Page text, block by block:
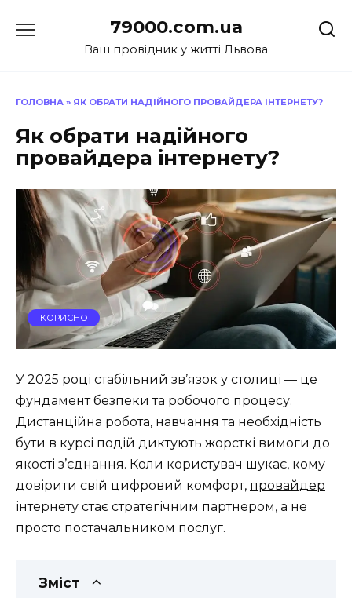
до
79000.com.ua
Ваш провідник у житті Львова
ГОЛОВНА » ЯК ОБРАТИ НАДІЙНОГО ПРОВАЙДЕРА ІНТЕРНЕТУ?
Як обрати надійного
провайдера інтернету?
КОРИСНО
У 2025 році стабільний зв’язок у столиці — це
фундамент безпеки та робочого процесу.
Дистанційна робота, навчання та необхідність
бути в курсі подій диктують жорсткі вимоги до
якості з’єднання. Коли користувач шукає, кому
довірити свій цифровий комфорт, провайдер
інтернету стає стратегічним партнером, а не
просто постачальником послуг.
Зміст